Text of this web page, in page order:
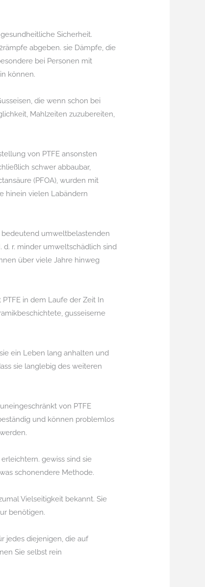
Sicherheit.
abgeben. sie Dämpfe, die
bei Personen mit
können.
die wenn schon bei
Mahlzeiten zuzubereiten,
von PTFE ansonsten
schwer abbaubar,
(PFOA), wurden mit
hinein vielen Labändern
bedeutend umweltbelastenden
d. r. minder umweltschädlich sind
über viele Jahre hinweg
in dem Laufe der Zeit In
gusseiserne
ein Leben lang anhalten und
sie langlebig des weiteren
von PTFE
und können problemlos
gewiss sind sie
schonendere Methode.
Vielseitigkeit bekannt. Sie
benötigen.
jedes diejenigen, die auf
Sie selbst rein